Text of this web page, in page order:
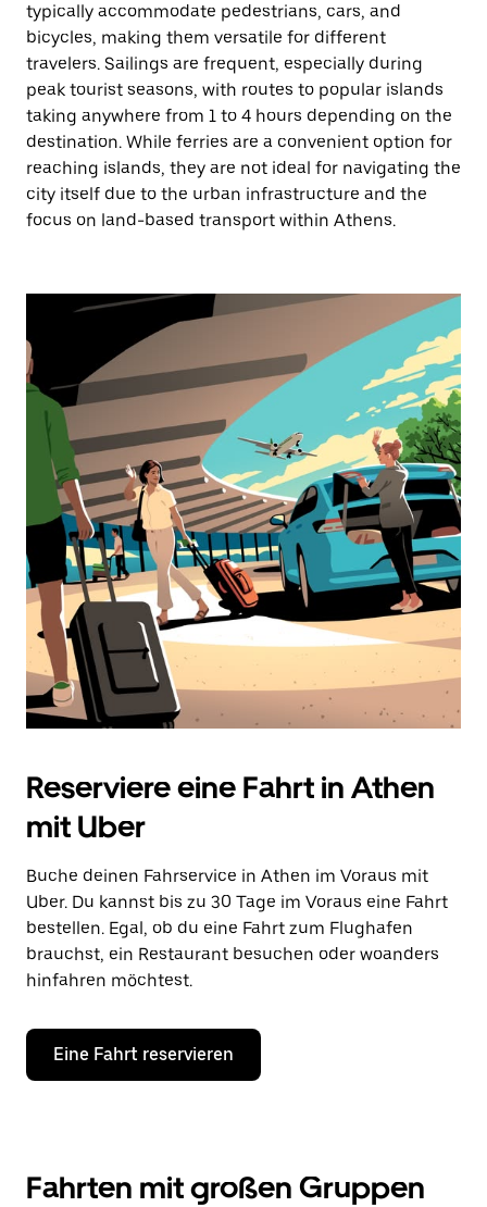
typically accommodate pedestrians, cars, and
bicycles, making them versatile for different
travelers. Sailings are frequent, especially during
peak tourist seasons, with routes to popular islands
taking anywhere from 1 to 4 hours depending on the
destination. While ferries are a convenient option for
reaching islands, they are not ideal for navigating the
city itself due to the urban infrastructure and the
focus on land-based transport within Athens.
Reserviere eine Fahrt in Athen
mit Uber
Buche deinen Fahrservice in Athen im Voraus mit
Uber. Du kannst bis zu 30 Tage im Voraus eine Fahrt
bestellen. Egal, ob du eine Fahrt zum Flughafen
brauchst, ein Restaurant besuchen oder woanders
hinfahren möchtest.
Eine Fahrt reservieren
Fahrten mit großen Gruppen